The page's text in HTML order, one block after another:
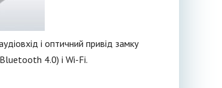
і оптичний привід замку
4.0) і Wi-Fi.